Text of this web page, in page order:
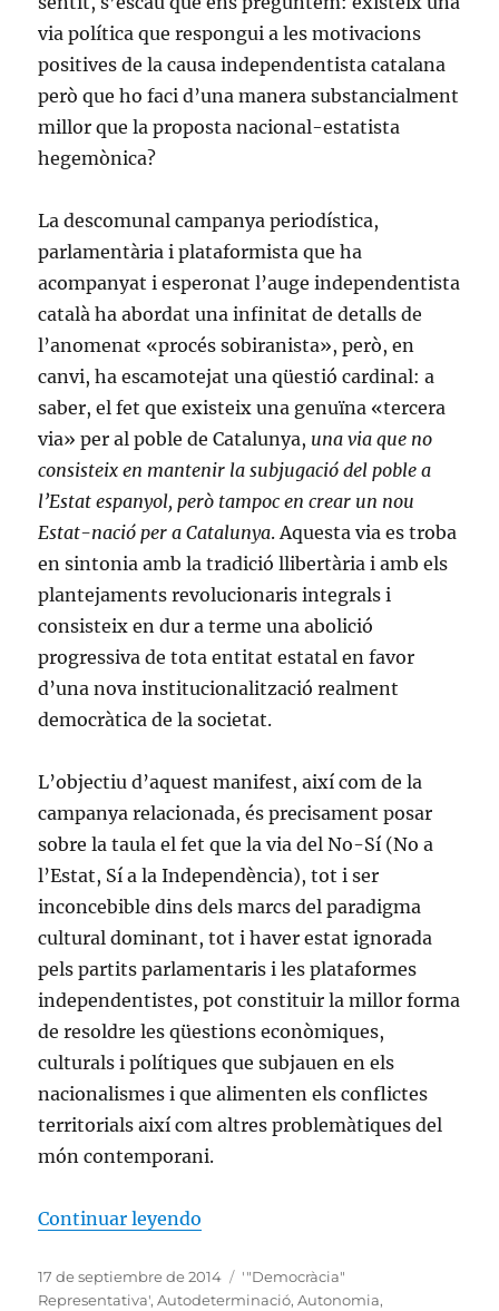
via política que respongui a les motivacions
positives de la causa independentista catalana
però que ho faci d’una manera substancialment
millor que la proposta nacional-estatista
hegemònica?
La descomunal campanya periodística,
parlamentària i plataformista que ha
acompanyat i esperonat l’auge independentista
català ha abordat una infinitat de detalls de
l’anomenat «procés sobiranista», però, en
canvi, ha escamotejat una qüestió cardinal: a
saber, el fet que existeix una genuïna «tercera
via» per al poble de Catalunya, una via que no
consisteix en mantenir la subjugació del poble a
l’Estat espanyol, però tampoc en crear un nou
Estat-nació per a Catalunya. Aquesta via es troba
en sintonia amb la tradició llibertària i amb els
plantejaments revolucionaris integrals i
consisteix en dur a terme una abolició
progressiva de tota entitat estatal en favor
d’una nova institucionalització realment
democràtica de la societat.
L’objectiu d’aquest manifest, així com de la
campanya relacionada, és precisament posar
sobre la taula el fet que la via del No-Sí (No a
l’Estat, Sí a la Independència), tot i ser
inconcebible dins dels marcs del paradigma
cultural dominant, tot i haver estat ignorada
pels partits parlamentaris i les plataformes
independentistes, pot constituir la millor forma
de resoldre les qüestions econòmiques,
culturals i polítiques que subjauen en els
nacionalismes i que alimenten els conflictes
territorials així com altres problemàtiques del
món contemporani.
Continuar leyendo
Publicado
el
17 de septiembre de 2014 Etiquetas
'"Democràcia"
Representativa',Autodeterminació,Autonomia,